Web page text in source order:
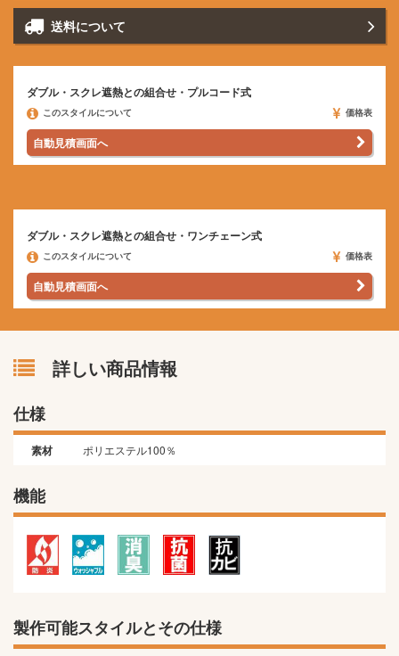
送料について
ダブル・スクレ遮熱との組合せ・プルコード式
価格表
このスタイルについて
自動見積画面へ
ダブル・スクレ遮熱との組合せ・ワンチェーン式
価格表
このスタイルについて
自動見積画面へ
詳しい商品情報
仕様
素材 ポリエステル100％
機能
製作可能スタイルとその仕様